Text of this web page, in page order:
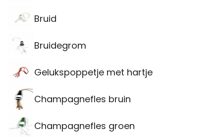
Bruid
Bruidegrom
Gelukspoppetje met hartje
Champagnefles bruin
Champagnefles groen